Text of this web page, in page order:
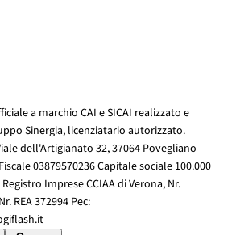
a marchio CAI e SICAI realizzato e
Sinergia, licenziatario autorizzato.
dell'Artigianato 32, 37064 Povegliano
03879570236 Capitale sociale 100.000
Imprese CCIAA di Verona, Nr.
REA 372994 Pec: